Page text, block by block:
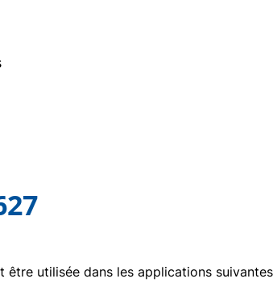
être utilisée dans les applications